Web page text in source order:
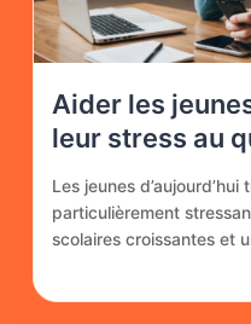
Aider les
leur stress au
Les jeunes
particulièrement
scolaires croissantes et